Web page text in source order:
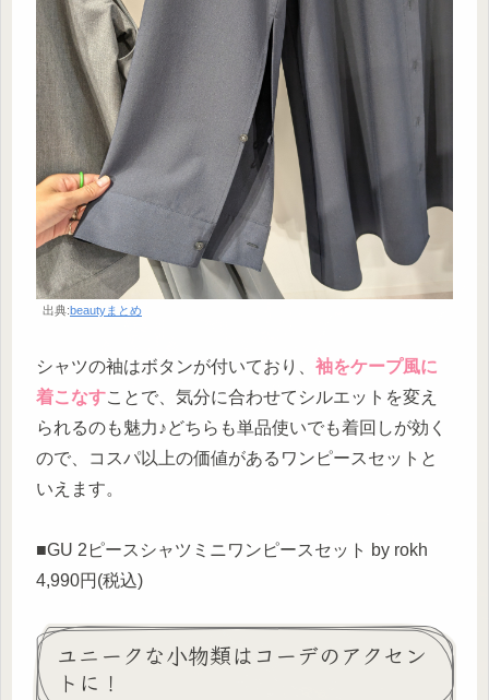
出典:beautyまとめ
シャツの袖はボタンが付いており、 袖をケープ風に
着こなすことで、気分に合わせてシルエットを変え
られるのも魅力♪どちらも単品使いでも着回しが効く
ので、コスパ以上の価値があるワンピースセットと
いえます。
■GU 2ピースシャツミニワンピースセット by rokh
4,990円(税込)
ユニークな小物類はコーデのアクセン
トに！